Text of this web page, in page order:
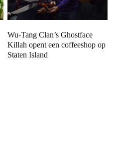
Wu-Tang Clan’s Ghostface
Killah opent een coffeeshop op
Staten Island